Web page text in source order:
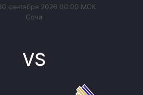
сентября 2026 00:00 МСК
Сочи
VS